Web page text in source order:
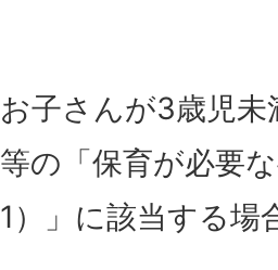
お子さんが3歳児未
等の「保育が必要
1）」に該当する場